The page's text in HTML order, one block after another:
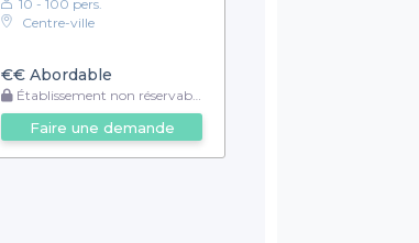
10 - 100 pers.
Centre-ville
€€ Abordable
Établissement non réservable
Faire une demande